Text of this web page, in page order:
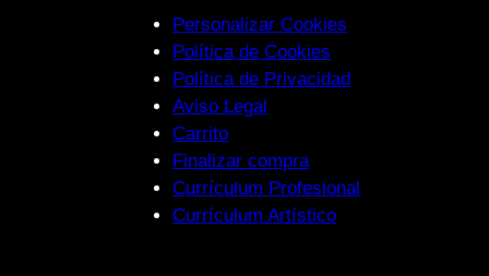
Personalizar Cookies
Política de Cookies
Política de Privacidad
Aviso Legal
Carrito
Finalizar compra
Currículum Profesional
Currículum Artístico